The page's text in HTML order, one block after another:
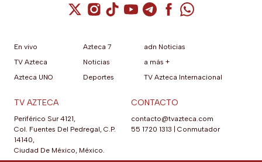
Cuenta de X / Twitter (se abre en una
Cuenta de Instagram (se abre en una
Cuenta de TikTok (se abre en
Cuenta de YouTube (se abre
Cuenta de Telegram (se
Cuenta de
Cuenta de
En vivo
TV Azteca
Azteca UNO
Azteca 7
Noticias
Deportes
adn Noticias
a más +
TV Azteca Internacional
TV AZTECA
Periférico Sur 4121,
Col. Fuentes Del Pedregal, C.P.
14140,
Ciudad De México, México.
CONTACTO
contacto@tvazteca.com
55 1720 1313
Conmutador